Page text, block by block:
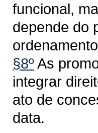
funcional,
depende do
§8ºAs
integrar
ato de
data.